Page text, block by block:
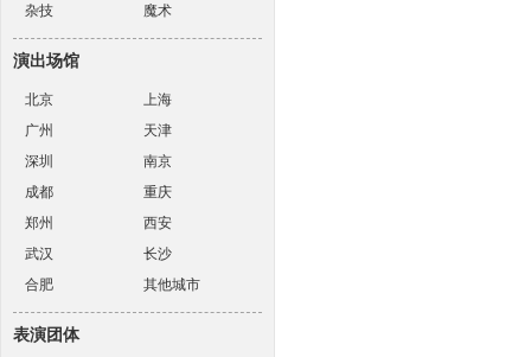
杂技
魔术
演出场馆
北京
上海
广州
天津
深圳
南京
成都
重庆
郑州
西安
武汉
长沙
合肥
其他城市
表演团体